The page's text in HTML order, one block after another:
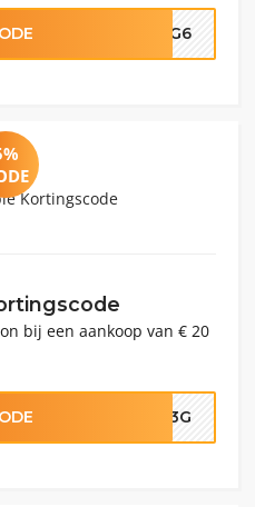
DAG6
bij een aankoop van € 20
BU3G